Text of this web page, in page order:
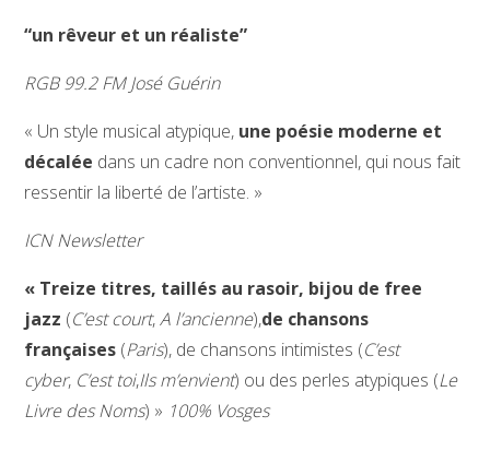
“un rêveur et un réaliste”
RGB 99.2 FM José Guérin
« Un style musical atypique, une poésie moderne et
décalée dans un cadre non conventionnel, qui nous fait
ressentir la liberté de l’artiste. »
ICN Newsletter
« Treize titres, taillés au rasoir, bijou de free
jazz (C’est court,A l’ancienne),de chansons
françaises (Paris), de chansons intimistes (C’est
cyber, C’est toi,Ils m’envient) ou des perles atypiques (Le
Livre des Noms) » 100% Vosges